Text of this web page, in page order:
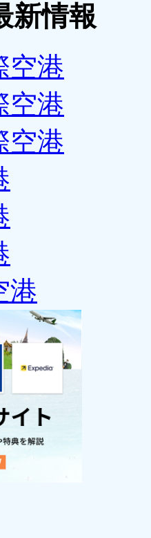
新情報
空港
空港
空港
港